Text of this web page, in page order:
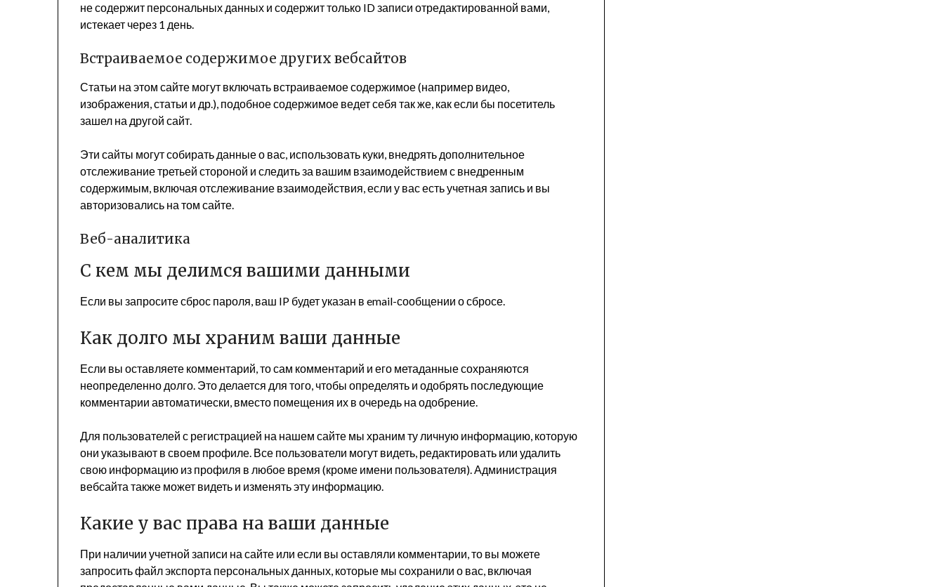
не содержит персональных данных и содержит только ID записи отредактированной вами,
истекает через 1 день.
Встраиваемое содержимое других вебсайтов
Статьи на этом сайте могут включать встраиваемое содержимое (например видео,
изображения, статьи и др.), подобное содержимое ведет себя так же, как если бы посетитель
зашел на другой сайт.
Эти сайты могут собирать данные о вас, использовать куки, внедрять дополнительное
отслеживание третьей стороной и следить за вашим взаимодействием с внедренным
содержимым, включая отслеживание взаимодействия, если у вас есть учетная запись и вы
авторизовались на том сайте.
Веб-аналитика
С кем мы делимся вашими данными
Если вы запросите сброс пароля, ваш IP будет указан в email-сообщении о сбросе.
Как долго мы храним ваши данные
Если вы оставляете комментарий, то сам комментарий и его метаданные сохраняются
неопределенно долго. Это делается для того, чтобы определять и одобрять последующие
комментарии автоматически, вместо помещения их в очередь на одобрение.
Для пользователей с регистрацией на нашем сайте мы храним ту личную информацию, которую
они указывают в своем профиле. Все пользователи могут видеть, редактировать или удалить
свою информацию из профиля в любое время (кроме имени пользователя). Администрация
вебсайта также может видеть и изменять эту информацию.
Какие у вас права на ваши данные
При наличии учетной записи на сайте или если вы оставляли комментарии, то вы можете
запросить файл экспорта персональных данных, которые мы сохранили о вас, включая